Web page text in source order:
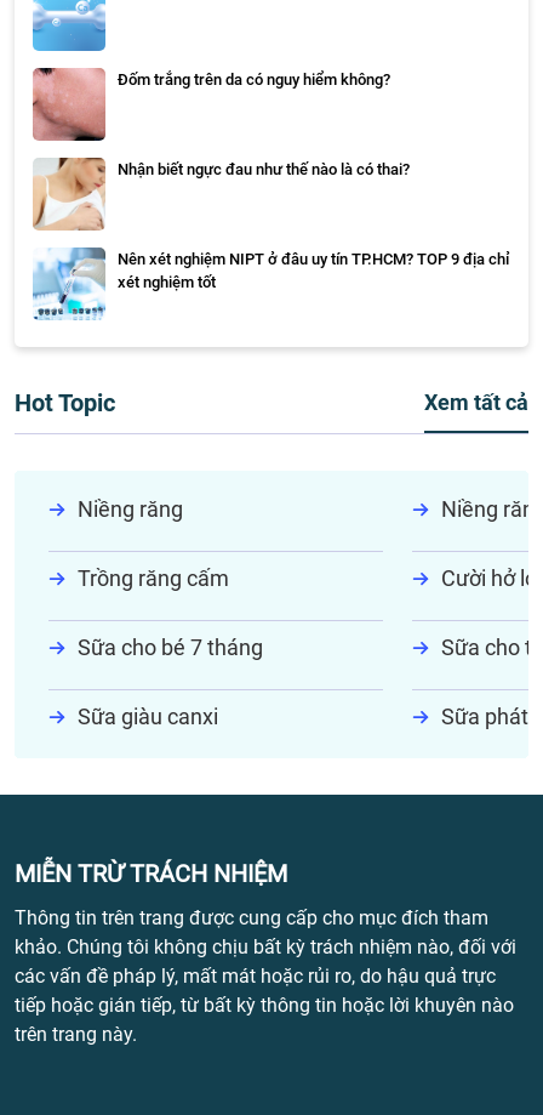
Đốm trắng trên da có nguy hiểm không?
Nhận biết ngực đau như thế nào là có thai?
Nên xét nghiệm NIPT ở đâu uy tín TP.HCM? TOP 9 địa chỉ
xét nghiệm tốt
Hot Topic Xem tất cả
Niềng răng Niềng
Trồng răng cấm Cười hở lợi
Sữa cho bé 7 tháng Sữa cho
Sữa giàu canxi Sữa phát
MIỄN TRỪ TRÁCH NHIỆM
Thông tin trên trang được cung cấp cho mục đích tham
khảo. Chúng tôi không chịu bất kỳ trách nhiệm nào, đối với
các vấn đề pháp lý, mất mát hoặc rủi ro, do hậu quả trực
tiếp hoặc gián tiếp, từ bất kỳ thông tin hoặc lời khuyên nào
trên trang này.